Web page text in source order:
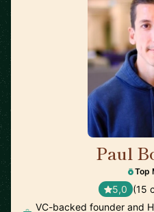
Paul
Top
5,0 (15
VC-backed founder and